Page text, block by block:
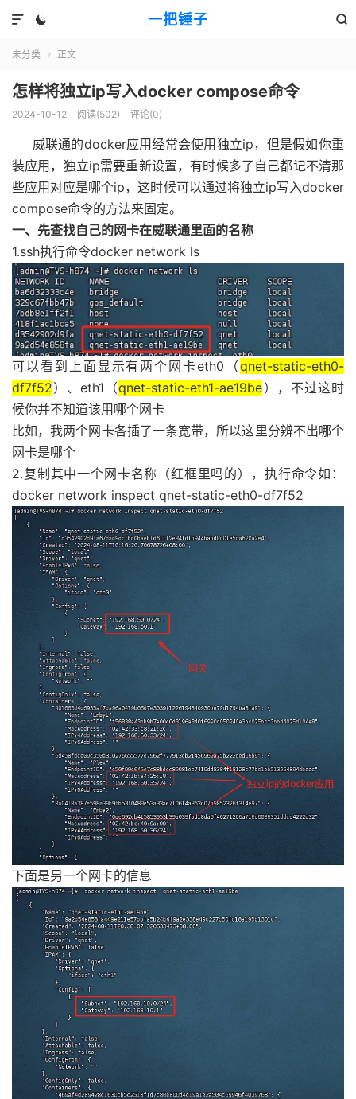
一把锤子 


未分类  正文
怎样将独立ip写入docker compose命令
2024-10-12 阅读(502) 评论(0)
威联通的docker应用经常会使用独立ip，但是假如你重
装应用，独立ip需要重新设置，有时候多了自己都记不清那
些应用对应是哪个ip，这时候可以通过将独立ip写入docker
compose命令的方法来固定。
一、先查找自己的网卡在威联通里面的名称
1.ssh执行命令docker network ls
可以看到上面显示有两个网卡eth0（qnet-static-eth0-
df7f52）、eth1（qnet-static-eth1-ae19be），不过这时
候你并不知道该用哪个网卡
比如，我两个网卡各插了一条宽带，所以这里分辨不出哪个
网卡是哪个
2.复制其中一个网卡名称（红框里吗的），执行命令如：
docker network inspect qnet-static-eth0-df7f52
下面是另一个网卡的信息